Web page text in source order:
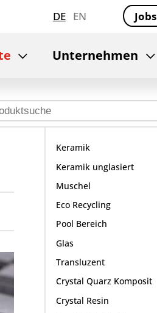
DE EN Jobs
Unternehmen
Keramik
Keramik unglasiert
Muschel
Eco Recycling
Pool Bereich
Glas
Transluzent
Crystal Quarz Komposit
Crystal Resin